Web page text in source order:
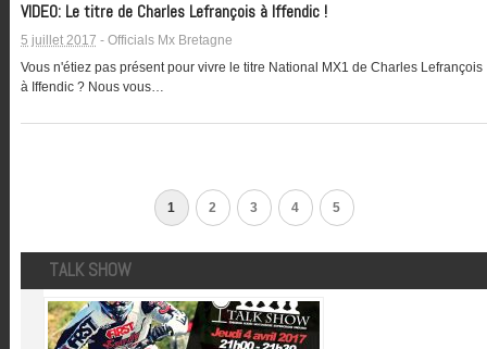
VIDEO: Le titre de Charles Lefrançois à Iffendic !
5 juillet 2017 - Officials Mx Bretagne
Vous n'étiez pas présent pour vivre le titre National MX1 de Charles Lefrançois
à Iffendic ? Nous vous…
1 2 3 4 5
TALK SHOW